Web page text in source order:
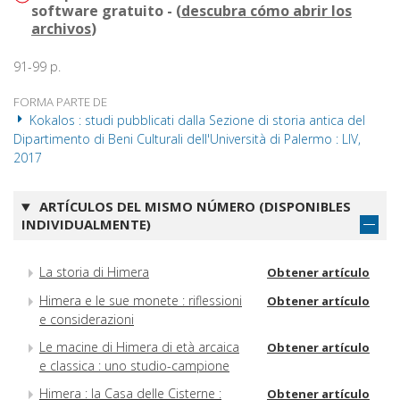
software gratuito - (descubra cómo abrir los
archivos)
91-99 p.
FORMA PARTE DE
Kokalos : studi pubblicati dalla Sezione di storia antica del
Dipartimento di Beni Culturali dell'Università di Palermo : LIV,
2017
ARTÍCULOS DEL MISMO NÚMERO (DISPONIBLES
INDIVIDUALMENTE)
La storia di Himera Obtener artículo
Himera e le sue monete : riflessioni
e considerazioni
Obtener artículo
Le macine di Himera di età arcaica
e classica : uno studio-campione
Obtener artículo
Himera : la Casa delle Cisterne : Obtener artículo